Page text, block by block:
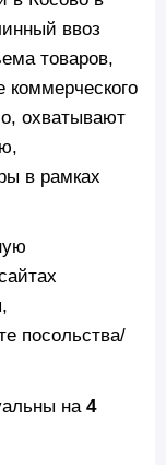
ввоз
товаров,
коммерческого
охватывают
в рамках
посольства/
на 4